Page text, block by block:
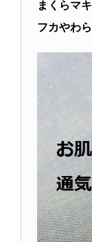
まくらマ
フカやわ